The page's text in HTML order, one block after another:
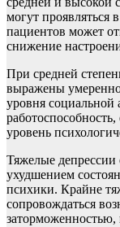
могут проявляться
пациентов может
снижение
При средней
выражены
уровня социальной
уровень
Тяжелые
ухудшением
психики. Крайне
сопровождаться
заторможенностью,